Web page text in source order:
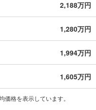
2,188万円
1,280万円
1,994万円
1,605万円
格を表示しています。